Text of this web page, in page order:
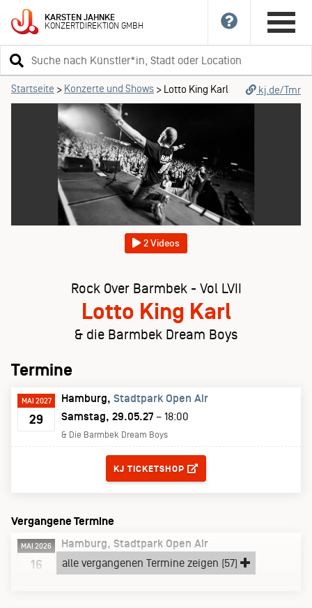
KARSTENJAHNKE
KONZERTDIREKTIONGMBH
Suchbegriff
eingeben
Startseite > Konzerte und Shows > Lotto King Karl kj.de/Tmr
2 Videos
Rock Over Barmbek - Vol LVII
Lotto King Karl
& die Barmbek Dream Boys
Termine
MAI 2027
29
Hamburg Stadtpark Open Air
Samstag, 29.05.27 – 18:00
& Die Barmbek Dream Boys
TICKETS
KJ TICKETSHOP
Vergangene Termine
MAI 2026
16
Hamburg Stadtpark Open Air
Samstag, 16.05.26
alle vergangenen Termine zeigen (57)